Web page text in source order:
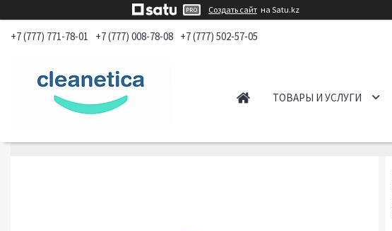
Создать сайт на Satu.kz
+7 (777) 771-78-01 +7 (777) 008-78-08 +7 (777) 502-57-05
ТОВАРЫ И УСЛУГИ